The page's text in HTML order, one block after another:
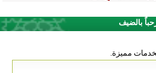
بالضيف
مميزة.